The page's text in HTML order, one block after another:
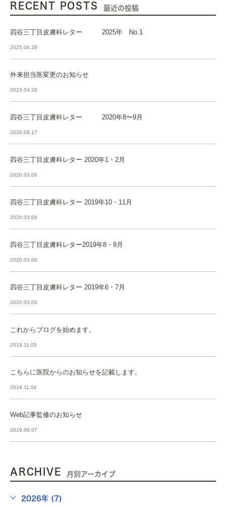
RECENT POSTS 最近の投稿
四谷三丁目皮膚科レター 2025年 No.1
2025.04.28
外来担当医変更のお知らせ
2023.04.28
四谷三丁目皮膚科レター 2020年8〜9月
2020.08.17
四谷三丁目皮膚科レター 2020年1・2月
2020.03.06
四谷三丁目皮膚科レター 2019年10・11月
2020.03.06
四谷三丁目皮膚科レター2019年8・9月
2020.03.06
四谷三丁目皮膚科レター 2019年6・7月
2020.03.06
これからブログを始めます。
2019.11.05
こちらに医院からのお知らせを記載します。
2019.11.04
Web記事監修のお知らせ
2019.06.07
ARCHIVE 月別アーカイブ
2026年 (7)